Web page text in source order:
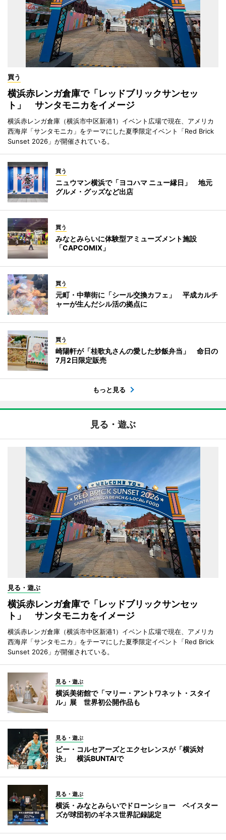
買う
横浜赤レンガ倉庫で「レッドブリックサンセッ
ト」 サンタモニカをイメージ
横浜赤レンガ倉庫（横浜市中区新港1）イベント広場で現在、アメリカ
西海岸「サンタモニカ」をテーマにした夏季限定イベント「Red Brick
Sunset 2026」が開催されている。
買う
ニュウマン横浜で「ヨコハマ ニュー縁日」 地元
グルメ・グッズなど出店
買う
みなとみらいに体験型アミューズメント施設
「CAPCOMIX」
買う
元町・中華街に「シール交換カフェ」 平成カルチ
ャーが生んだシル活の拠点に
買う
崎陽軒が「桂歌丸さんの愛した炒飯弁当」 命日の
7月2日限定販売
もっと見る
見る・遊ぶ
見る・遊ぶ
横浜赤レンガ倉庫で「レッドブリックサンセッ
ト」 サンタモニカをイメージ
横浜赤レンガ倉庫（横浜市中区新港1）イベント広場で現在、アメリカ
西海岸「サンタモニカ」をテーマにした夏季限定イベント「Red Brick
Sunset 2026」が開催されている。
見る・遊ぶ
横浜美術館で「マリー・アントワネット・スタイ
ル」展 世界初公開作品も
見る・遊ぶ
ビー・コルセアーズとエクセレンスが「横浜対
決」 横浜BUNTAIで
見る・遊ぶ
横浜・みなとみらいでドローンショー ベイスター
ズが球団初のギネス世界記録認定